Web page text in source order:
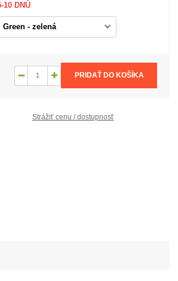
10 DNŮ
PRIDAŤ DO KOŠÍKA
Strážiť cenu / dostupnosť